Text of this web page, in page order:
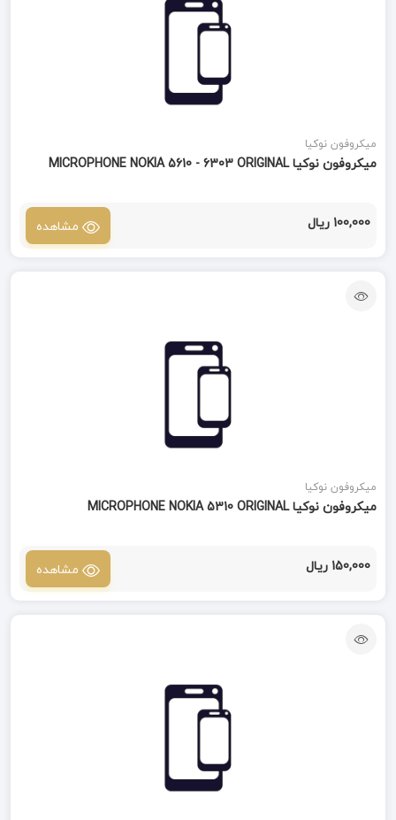
میکروفون نوکیا
میکروفون نوکیا MICROPHONE NOKIA 5610 - 6303 ORIGINAL
100,000 ریال مشاهده
میکروفون نوکیا
میکروفون نوکیا MICROPHONE NOKIA 5310 ORIGINAL
150,000 ریال مشاهده